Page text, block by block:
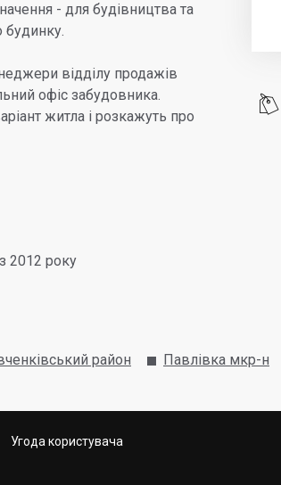
- для будівництва та
будинку.
відділу продажів
офіс забудовника.
житла і розкажуть про
2012 року

район Павлівка мкр-н
Угода користувача